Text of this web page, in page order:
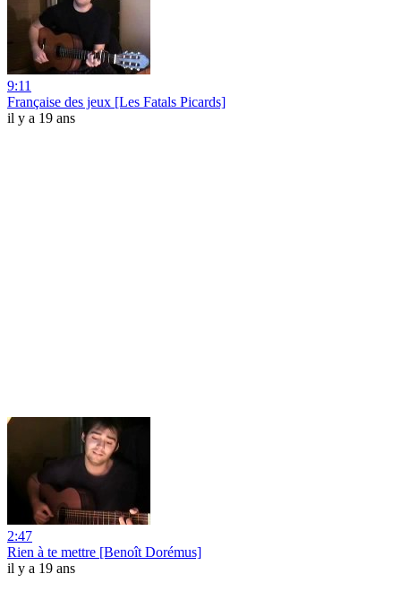
9:11
Française des jeux [Les Fatals Picards]
il y a 19 ans
2:47
Rien à te mettre [Benoît Dorémus]
il y a 19 ans